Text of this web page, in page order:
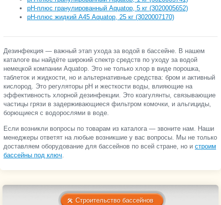
рН-плюс гранулированный Aquatop, 5 кг (3020005652)
рН-плюс жидкий А45 Aquatop, 25 кг (3020007170)
Дезинфекция — важный этап ухода за водой в бассейне. В нашем
каталоге вы найдёте широкий спектр средств по уходу за водой
немецкой компании Aquatop. Это не только хлор в виде порошка,
таблеток и жидкости, но и альтернативные средства: бром и активный
кислород. Это регуляторы pH и жесткости воды, влияющие на
эффективность хлорной дезинфекции. Это коагулянты, связывающие
частицы грязи в задерживающиеся фильтром комочки, и альгициды,
борющиеся с водорослями в воде.
Если возникли вопросы по товарам из каталога — звоните нам. Наши
менеджеры ответят на любые возникшие у вас вопросы. Мы не только
доставляем оборудование для бассейнов по всей стране, но и строим
бассейны под ключ.
Строительство бассейнов